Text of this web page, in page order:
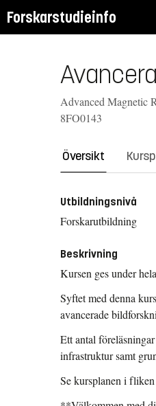
Forskarstudieinfo
Advanced Magnetic
8FO0143
Översikt
Utbildningsnivå
Forskarutbildning
Beskrivning
Kursen ges under
Syftet med denna
avancerade
Ett antal
infrastruktur samt
Se kursplanen i